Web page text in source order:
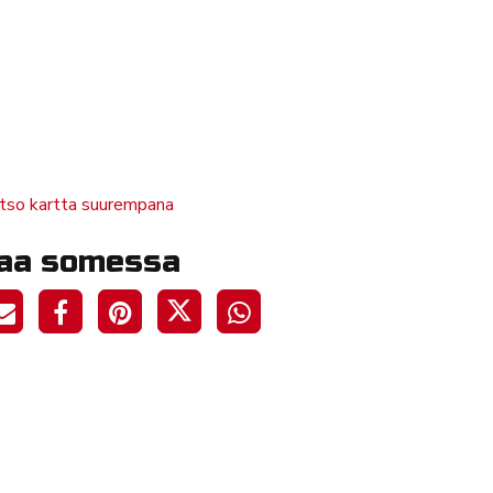
kartta suurempana
somessa